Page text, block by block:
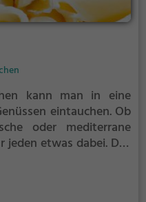
kann man in eine
eintauchen. Ob
oder mediterrane
etwas dabei. Das
bis hin zu frischen
Auch gesunde und